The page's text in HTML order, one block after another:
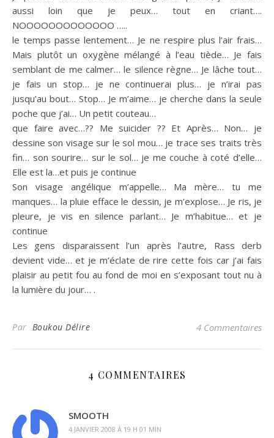
aussi loin que je peux… tout en criant….
NOOOOOOOOOOOOO …..
le temps passe lentement… Je ne respire plus l’air frais…
Mais plutôt un oxygène mélangé à l’eau tiède… Je fais
semblant de me calmer… le silence règne… Je lâche tout…
je fais un stop… je ne continuerai plus… je n’irai pas
jusqu’au bout… Stop… Je m’aime… je cherche dans la seule
poche que j’ai… Un petit couteau…
que faire avec…?? Me suicider ?? Et Après… Non… je
dessine son visage sur le sol mou… je trace ses traits très
fin… son sourire… sur le sol… je me couche à coté d’elle…
Elle est la…et puis je continue
Son visage angélique m’appelle… Ma mère… tu me
manques… la pluie efface le dessin, je m’explose… Je ris, je
pleure, je vis en silence parlant… Je m’habitue… et je
continue
Les gens disparaissent l’un après l’autre, Rass derb
devient vide… et je m’éclate de rire cette fois car j’ai fais
plaisir au petit fou au fond de moi en s’exposant tout nu à
la lumière du jour… .
Par Boukou Délire 4 Commentaires
4 COMMENTAIRES
SMOOTH
4 JANVIER 2008 À 19 H 01 MIN